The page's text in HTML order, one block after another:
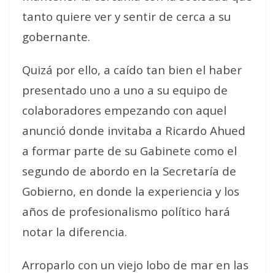
tanto quiere ver y sentir de cerca a su
gobernante.
Quizá por ello, a caído tan bien el haber
presentado uno a uno a su equipo de
colaboradores empezando con aquel
anunció donde invitaba a Ricardo Ahued
a formar parte de su Gabinete como el
segundo de abordo en la Secretaría de
Gobierno, en donde la experiencia y los
años de profesionalismo político hará
notar la diferencia.
Arroparlo con un viejo lobo de mar en las